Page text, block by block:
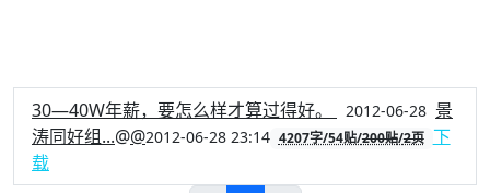
30—40W年薪，要怎么样才算过得好。 2012-06-28 景
涛同好组...@@2012-06-28 23:14 4207字/54贴/200贴/2页 下
载